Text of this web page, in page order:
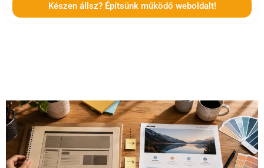
Készen állsz? Építsünk működő weboldalt!